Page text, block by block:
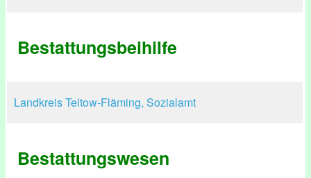
Bestattungsbeihilfe
Landkreis Teltow-Fläming, Sozialamt
Bestattungswesen